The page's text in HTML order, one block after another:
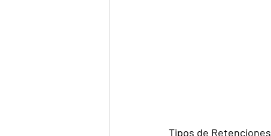
Tipos de Retenciones